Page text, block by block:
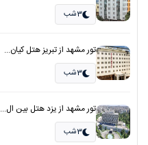
3شب
تور مشهد از تبریز هتل کیان...
3شب
تور مشهد از یزد هتل بین ال...
3شب